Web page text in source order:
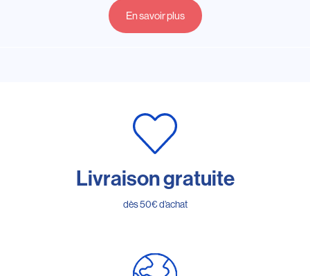
En savoir plus
Livraison gratuite
dès 50€ d’achat